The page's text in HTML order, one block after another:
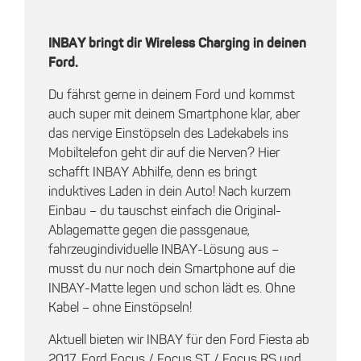
INBAY bringt dir Wireless Charging in deinen
Ford.
Du fährst gerne in deinem Ford und kommst
auch super mit deinem Smartphone klar, aber
das nervige Einstöpseln des Ladekabels ins
Mobiltelefon geht dir auf die Nerven? Hier
schafft INBAY Abhilfe, denn es bringt
induktives Laden in dein Auto! Nach kurzem
Einbau – du tauschst einfach die Original-
Ablagematte gegen die passgenaue,
fahrzeugindividuelle INBAY-Lösung aus –
musst du nur noch dein Smartphone auf die
INBAY-Matte legen und schon lädt es. Ohne
Kabel – ohne Einstöpseln!
Aktuell bieten wir INBAY für den Ford Fiesta ab